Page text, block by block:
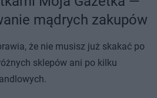
mądrych zakupów
że nie musisz już skakać po
sklepów ani po kilku